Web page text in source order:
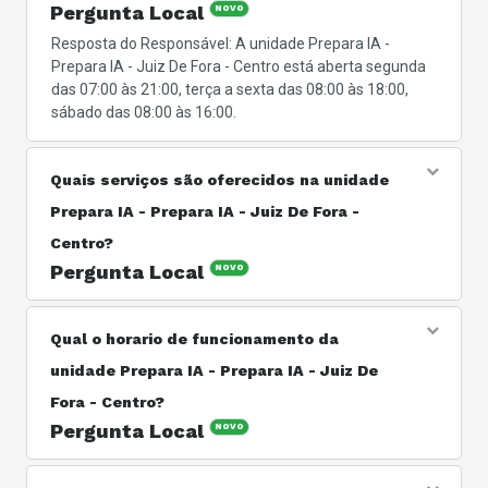
Pergunta Local NOVO
Resposta do Responsável: A unidade Prepara IA -
Prepara IA - Juiz De Fora - Centro está aberta segunda
das 07:00 às 21:00, terça a sexta das 08:00 às 18:00,
sábado das 08:00 às 16:00.
Quais serviços são oferecidos na unidade
Prepara IA - Prepara IA - Juiz De Fora -
Centro?
Pergunta Local NOVO
Resposta do Responsável: Os serviços oferecidos são
Qual o horario de funcionamento da
unidade Prepara IA - Prepara IA - Juiz De
Fora - Centro?
Pergunta Local NOVO
Resposta do Responsável: A unidade Prepara IA -